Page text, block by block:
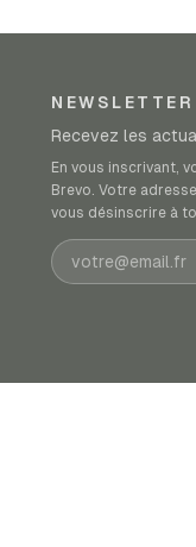
NEWSLETTER
Recevez les
En vous inscrivant,
Brevo. Votre
vous désinscrire à
Adresse e-mail